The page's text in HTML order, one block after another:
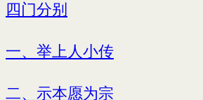
四门分别
一、举上人小传
二、示本愿为宗